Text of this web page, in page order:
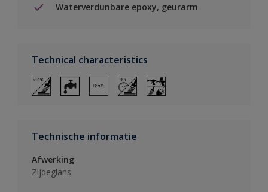
Waterverdunbare epoxy, geurarm
Technical characteristics
Technische informatie
Afwerking
Zijdeglans